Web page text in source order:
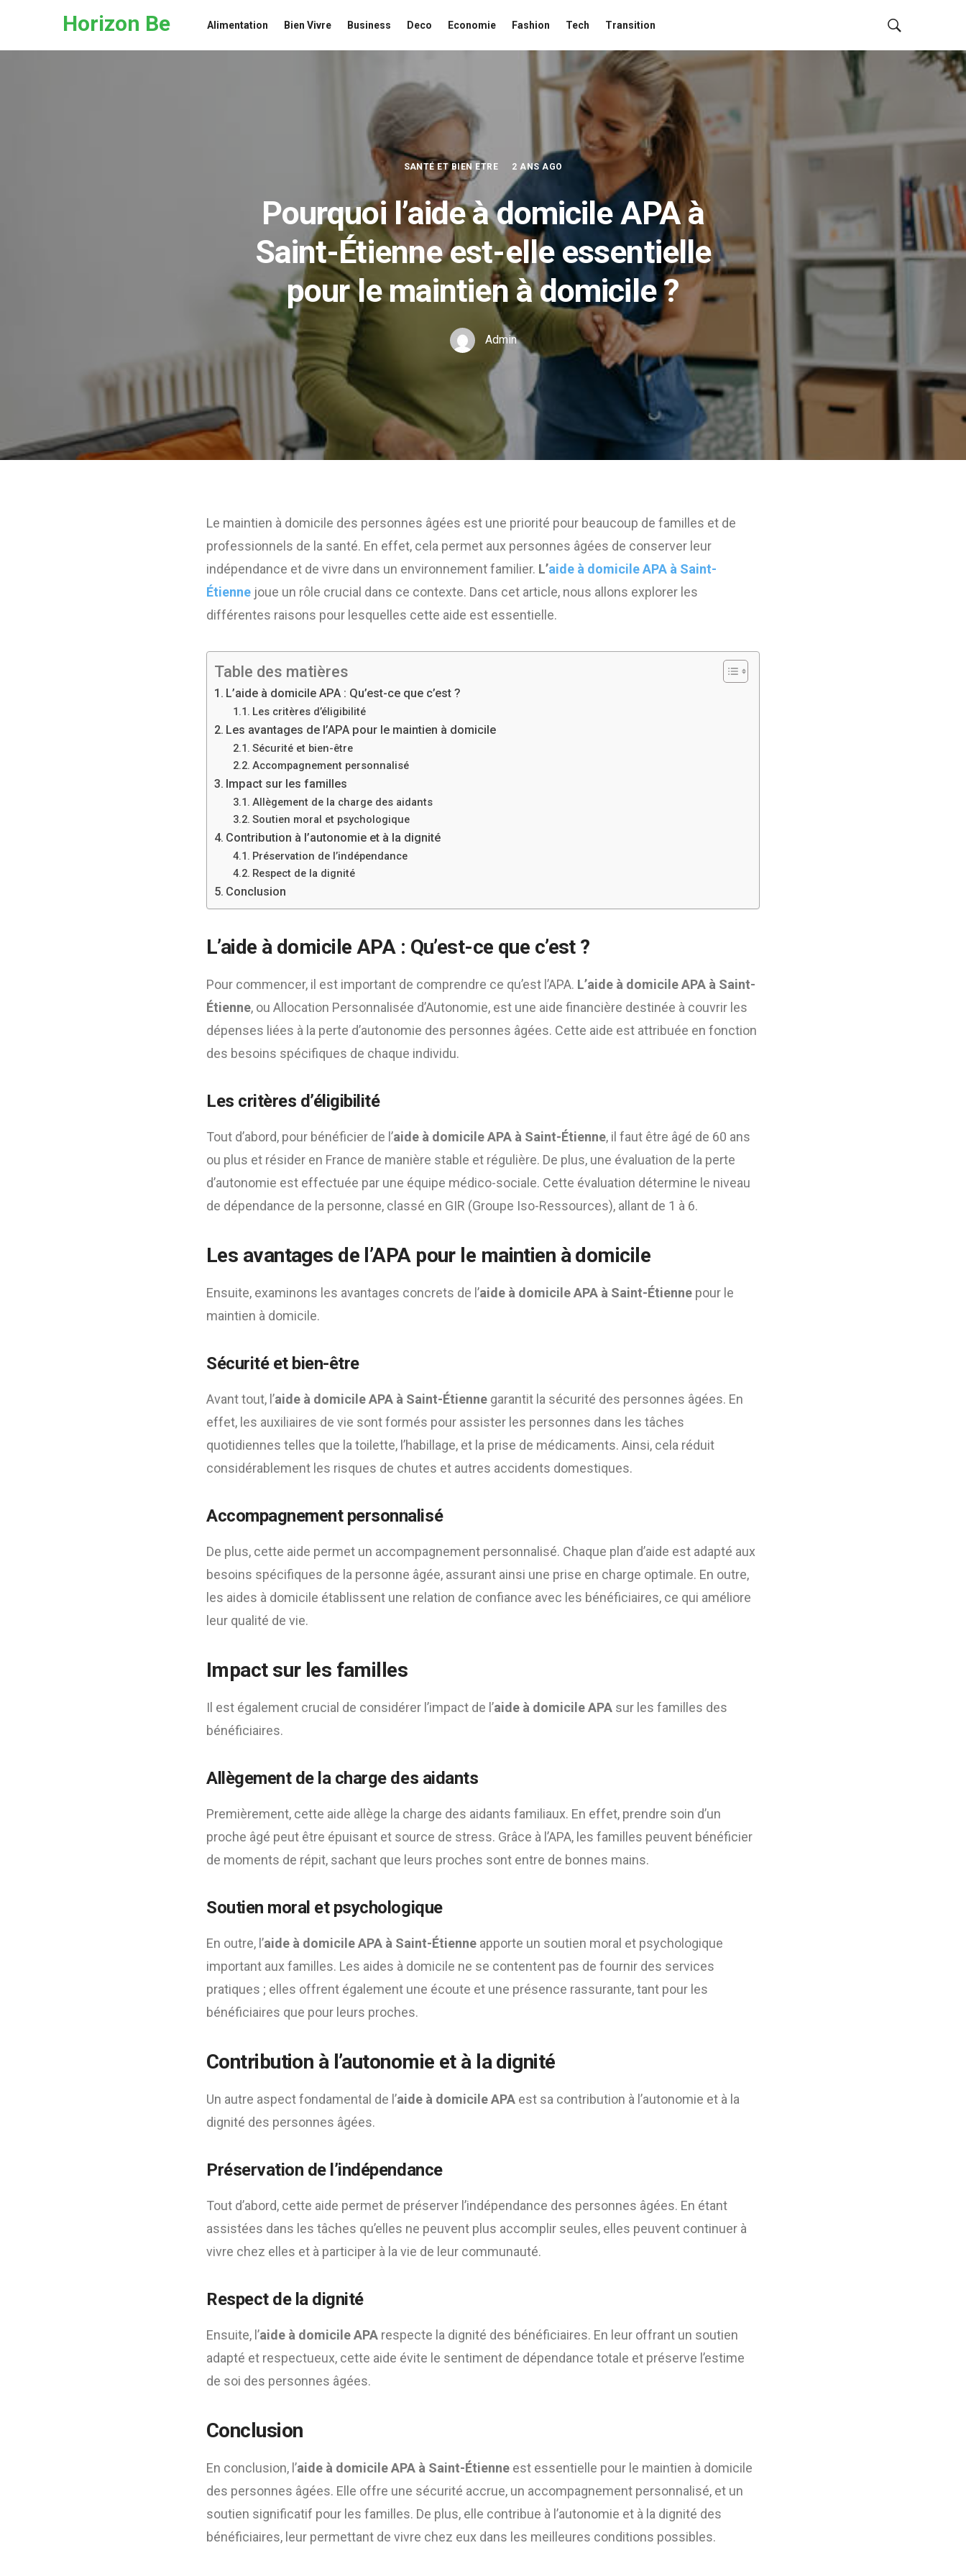
Horizon Be Alimentation Bien Vivre Business Deco Economie Fashion Tech Transition
SANTÉ ET BIEN ETRE 2 ANS AGO
Pourquoi l’aide à domicile APA à
Saint-Étienne est-elle essentielle
pour le maintien à domicile ?
Admin
Le maintien à domicile des personnes âgées est une priorité pour beaucoup de familles et de
professionnels de la santé. En effet, cela permet aux personnes âgées de conserver leur
indépendance et de vivre dans un environnement familier. L’aide à domicile APA à Saint-
Étienne joue un rôle crucial dans ce contexte. Dans cet article, nous allons explorer les
différentes raisons pour lesquelles cette aide est essentielle.
Table des matières
L’aide à domicile APA : Qu’est-ce que c’est ?
Les critères d’éligibilité
Les avantages de l’APA pour le maintien à domicile
Sécurité et bien-être
Accompagnement personnalisé
Impact sur les familles
Allègement de la charge des aidants
Soutien moral et psychologique
Contribution à l’autonomie et à la dignité
Préservation de l’indépendance
Respect de la dignité
Conclusion
L’aide à domicile APA : Qu’est-ce que c’est ?
Pour commencer, il est important de comprendre ce qu’est l’APA. L’aide à domicile APA à Saint-
Étienne, ou Allocation Personnalisée d’Autonomie, est une aide financière destinée à couvrir les
dépenses liées à la perte d’autonomie des personnes âgées. Cette aide est attribuée en fonction
des besoins spécifiques de chaque individu.
Les critères d’éligibilité
Tout d’abord, pour bénéficier de l’aide à domicile APA à Saint-Étienne, il faut être âgé de 60 ans
ou plus et résider en France de manière stable et régulière. De plus, une évaluation de la perte
d’autonomie est effectuée par une équipe médico-sociale. Cette évaluation détermine le niveau
de dépendance de la personne, classé en GIR (Groupe Iso-Ressources), allant de 1 à 6.
Les avantages de l’APA pour le maintien à domicile
Ensuite, examinons les avantages concrets de l’aide à domicile APA à Saint-Étienne pour le
maintien à domicile.
Sécurité et bien-être
Avant tout, l’aide à domicile APA à Saint-Étienne garantit la sécurité des personnes âgées. En
effet, les auxiliaires de vie sont formés pour assister les personnes dans les tâches
quotidiennes telles que la toilette, l’habillage, et la prise de médicaments. Ainsi, cela réduit
considérablement les risques de chutes et autres accidents domestiques.
Accompagnement personnalisé
De plus, cette aide permet un accompagnement personnalisé. Chaque plan d’aide est adapté aux
besoins spécifiques de la personne âgée, assurant ainsi une prise en charge optimale. En outre,
les aides à domicile établissent une relation de confiance avec les bénéficiaires, ce qui améliore
leur qualité de vie.
Impact sur les familles
Il est également crucial de considérer l’impact de l’aide à domicile APA sur les familles des
bénéficiaires.
Allègement de la charge des aidants
Premièrement, cette aide allège la charge des aidants familiaux. En effet, prendre soin d’un
proche âgé peut être épuisant et source de stress. Grâce à l’APA, les familles peuvent bénéficier
de moments de répit, sachant que leurs proches sont entre de bonnes mains.
Soutien moral et psychologique
En outre, l’aide à domicile APA à Saint-Étienne apporte un soutien moral et psychologique
important aux familles. Les aides à domicile ne se contentent pas de fournir des services
pratiques ; elles offrent également une écoute et une présence rassurante, tant pour les
bénéficiaires que pour leurs proches.
Contribution à l’autonomie et à la dignité
Un autre aspect fondamental de l’aide à domicile APA est sa contribution à l’autonomie et à la
dignité des personnes âgées.
Préservation de l’indépendance
Tout d’abord, cette aide permet de préserver l’indépendance des personnes âgées. En étant
assistées dans les tâches qu’elles ne peuvent plus accomplir seules, elles peuvent continuer à
vivre chez elles et à participer à la vie de leur communauté.
Respect de la dignité
Ensuite, l’aide à domicile APA respecte la dignité des bénéficiaires. En leur offrant un soutien
adapté et respectueux, cette aide évite le sentiment de dépendance totale et préserve l’estime
de soi des personnes âgées.
Conclusion
En conclusion, l’aide à domicile APA à Saint-Étienne est essentielle pour le maintien à domicile
des personnes âgées. Elle offre une sécurité accrue, un accompagnement personnalisé, et un
soutien significatif pour les familles. De plus, elle contribue à l’autonomie et à la dignité des
bénéficiaires, leur permettant de vivre chez eux dans les meilleures conditions possibles.